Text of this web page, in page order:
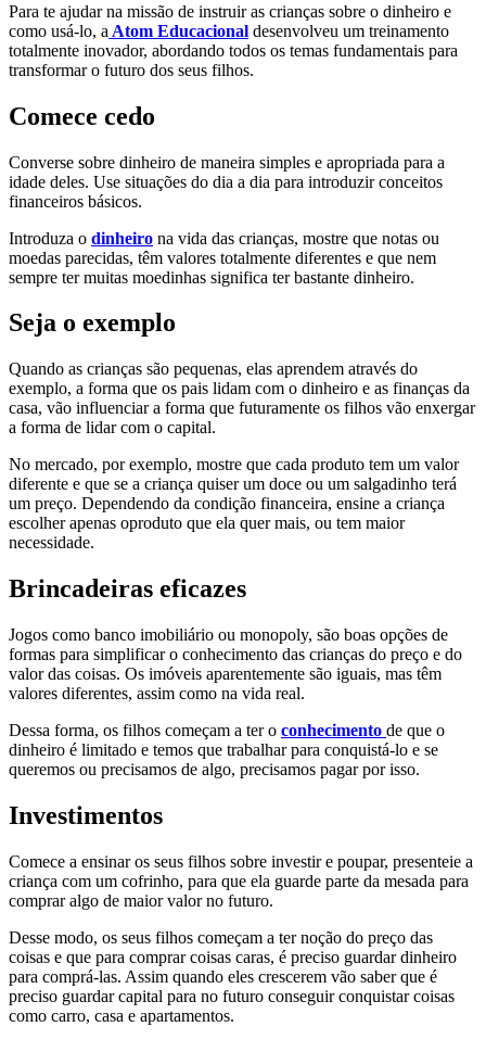
Para te ajudar na missão de instruir as crianças sobre o dinheiro e
como usá-lo, a Atom Educacional desenvolveu um treinamento
totalmente inovador, abordando todos os temas fundamentais para
transformar o futuro dos seus filhos.
Comece cedo
Converse sobre dinheiro de maneira simples e apropriada para a
idade deles. Use situações do dia a dia para introduzir conceitos
financeiros básicos.
Introduza o dinheiro na vida das crianças, mostre que notas ou
moedas parecidas, têm valores totalmente diferentes e que nem
sempre ter muitas moedinhas significa ter bastante dinheiro.
Seja o exemplo
Quando as crianças são pequenas, elas aprendem através do
exemplo, a forma que os pais lidam com o dinheiro e as finanças da
casa, vão influenciar a forma que futuramente os filhos vão enxergar
a forma de lidar com o capital.
No mercado, por exemplo, mostre que cada produto tem um valor
diferente e que se a criança quiser um doce ou um salgadinho terá
um preço. Dependendo da condição financeira, ensine a criança
escolher apenas oproduto que ela quer mais, ou tem maior
necessidade.
Brincadeiras eficazes
Jogos como banco imobiliário ou monopoly, são boas opções de
formas para simplificar o conhecimento das crianças do preço e do
valor das coisas. Os imóveis aparentemente são iguais, mas têm
valores diferentes, assim como na vida real.
Dessa forma, os filhos começam a ter o conhecimento de que o
dinheiro é limitado e temos que trabalhar para conquistá-lo e se
queremos ou precisamos de algo, precisamos pagar por isso.
Investimentos
Comece a ensinar os seus filhos sobre investir e poupar, presenteie a
criança com um cofrinho, para que ela guarde parte da mesada para
comprar algo de maior valor no futuro.
Desse modo, os seus filhos começam a ter noção do preço das
coisas e que para comprar coisas caras, é preciso guardar dinheiro
para comprá-las. Assim quando eles crescerem vão saber que é
preciso guardar capital para no futuro conseguir conquistar coisas
como carro, casa e apartamentos.